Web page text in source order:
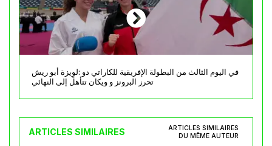
في اليوم الثالث من البطولة الإفريقية للكاراتي دو :لوِيزة أبو ريش
تحرز البرونز و ويكان تتأهل إلى النهائي
ARTICLES SIMILAIRES
ARTICLES SIMILAIRES
DU MÊME AUTEUR